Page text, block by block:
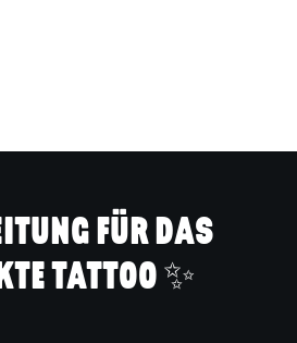
FÜR DAS
TATTOO ✨